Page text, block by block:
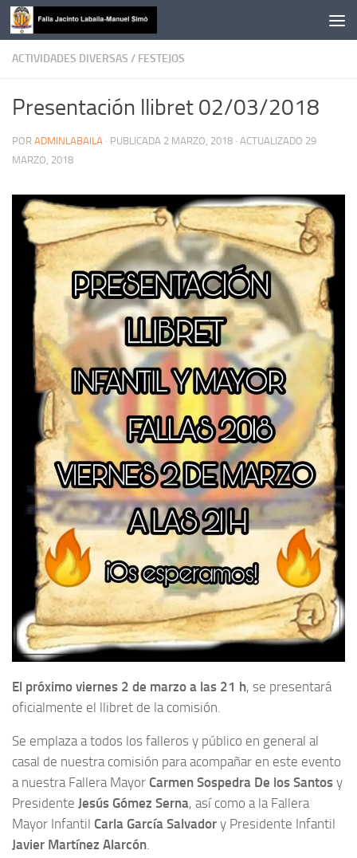
Saltar al contenido
ACTIVIDADES DIVERSAS / FESTEJOS
Presentación llibret 02/03/2018
POR ADMINLABAILA · PUBLICADA 2 MARZO, 2018 · ACTUALIZADO 29
MARZO, 2018
El próximo viernes 2 de marzo a las 21 h, se presentará
oficialmente el llibret de la comisión.
Se emplaza a todos los falleros y público en general al
casal de nuestra comisión para acompañar en este evento
a nuestra Fallera Mayor Carmen Sospedra De los Santos y
Presidente Jesús Gómez Serna, así como a la Fallera
Mayor Infantil Carla García Salvador y Presidente Infantil
Javier Martínez Alarcón.